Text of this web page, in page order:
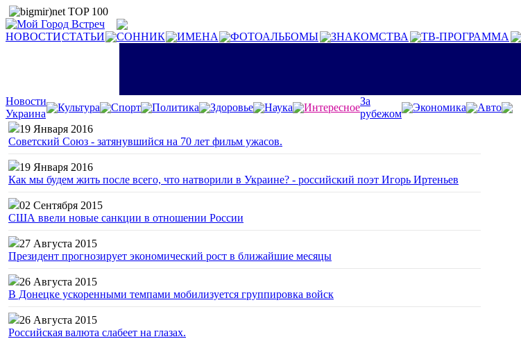
НОВОСТИСТАТЬИ СОННИК ИМЕНА ФОТОАЛЬБОМЫ ЗНАКОМСТВА ТВ-ПРОГРАММА
Новости
Украина
Культура Спорт Политика Здоровье Наука Интересное
За
рубежом
Экономика
Авто
19 Января 2016
Советский Союз - затянувшийся на 70 лет фильм ужасов.
19 Января 2016
Как мы будем жить после всего, что натворили в Украине? - российский поэт Игорь Иртеньев
02 Сентября 2015
США ввели новые санкции в отношении России
27 Августа 2015
Президент прогнозирует экономический рост в ближайшие месяцы
26 Августа 2015
В Донецке ускоренными темпами мобилизуется группировка войск
26 Августа 2015
Российская валюта слабеет на глазах.